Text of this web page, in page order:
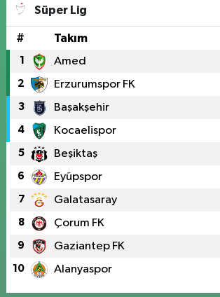
Süper Lig
# Takım
1 Amed
2 Erzurumspor FK
3 Başakşehir
4 Kocaelispor
5 Beşiktaş
6 Eyüpspor
7 Galatasaray
8 Çorum FK
9 Gaziantep FK
10 Alanyaspor